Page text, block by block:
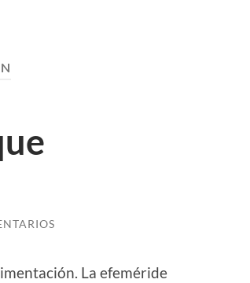
La efeméride